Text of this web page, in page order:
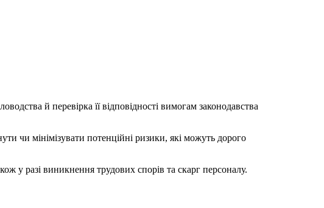
й перевірка її відповідності вимогам законодавства
чи мінімізувати потенційні ризики, які можуть дорого
у разі виникнення трудових спорів та скарг персоналу.